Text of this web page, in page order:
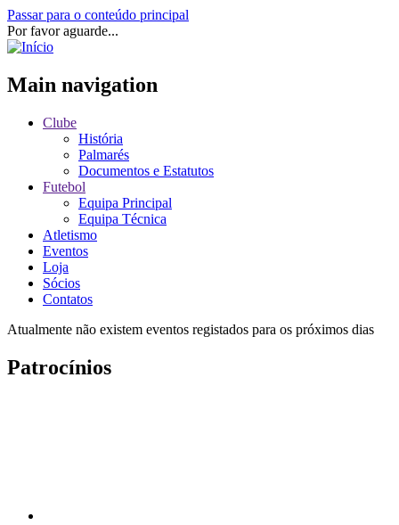
Passar para o conteúdo principal
Por favor aguarde...
Main navigation
Clube
História
Palmarés
Documentos e Estatutos
Futebol
Equipa Principal
Equipa Técnica
Atletismo
Eventos
Loja
Sócios
Contatos
Atualmente não existem eventos registados para os próximos dias
Patrocínios